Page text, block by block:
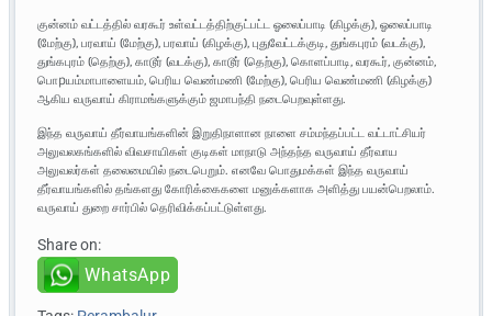
குன்னம் வட்டத்தில் வரகூர் உள்வட்டத்திற்குட்பட்ட ஓலைப்பாடி (கிழக்கு), ஓலைப்பாடி
(மேற்கு), பரவாய் (மேற்கு), பரவாய் (கிழக்கு), புதுவேட்டக்குடி, துங்கபுரம் (வடக்கு),
துங்கபுரம் (தெற்கு), காடூர் (வடக்கு), காடூர் (தெற்கு), கொளப்பாடி, வரகூர், குன்னம்,
பொpயம்மாபாளையம், பெரிய வெண்மணி (மேற்கு), பெரிய வெண்மணி (கிழக்கு)
ஆகிய வருவாய் கிராமங்களுக்கும் ஜமாபந்தி நடைபெறவுள்ளது.
இந்த வருவாய் தீர்வாயங்களின் இறுதிநாளான நாளை சம்மந்தப்பட்ட வட்டாட்சியர்
அலுவலகங்களில் விவசாயிகள் குடிகள் மாநாடு அந்தந்த வருவாய் தீர்வாய
அலுவலர்கள் தலைமையில் நடைபெறும். எனவே பொதுமக்கள் இந்த வருவாய்
தீர்வாயங்களில் தங்களது கோரிக்கைகளை மனுக்களாக அளித்து பயன்பெறலாம்.
வருவாய் துறை சார்பில் தெரிவிக்கப்பட்டுள்ளது.
Share on:
WhatsApp